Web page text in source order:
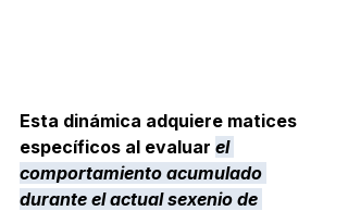
Esta dinámica adquiere matices
específicos al evaluar el
comportamiento acumulado
durante el actual sexenio de